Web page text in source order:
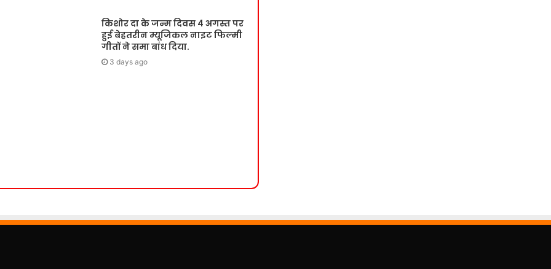
किशोर दा के जन्म दिवस 4 अगस्त पर
हुई बेहतरीन म्यूजिकल नाइट फिल्मी
गीतों ने समा बांध दिया.
3 days ago